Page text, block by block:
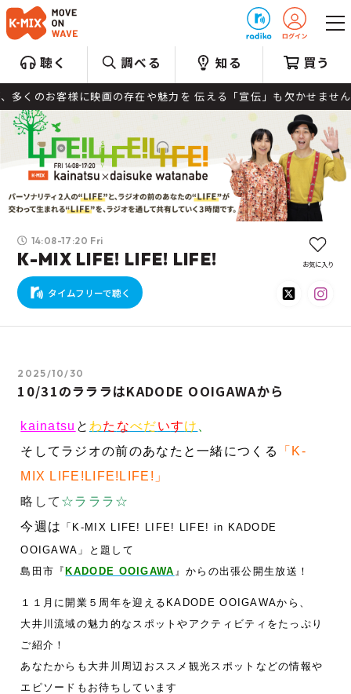
聴く 調べる 知る 買う
様に映画の存在や魅力を 伝える「宣伝」も欠かせません。
14:08-17:20 Fri
K-MIX LIFE! LIFE! LIFE!
タイムフリーで聴く
お気に入り
2025/10/30
10/31のラララはKADODE OOIGAWAから
kainatsu と わた なべだいすけ
そしてラジオの前のあなたと一緒につくる
「K-
MIX LIFE!LIFE!LIFE!」
略して ☆ララ ラ☆
今週は 「K-MIX LIFE! LIFE! LIFE! in KADODE
OOIGAWA」と題して
島田市『KADODE OOIGAWA 』からの出張公開生放送！
１１月に開業５周年を迎える KADODE OOIGAWAから、
大井川流域の魅力的なスポットやアクティビティをたっぷり
ご紹介！
あなたからも大井川周辺おススメ観光スポットなどの情報や
エピソードもお待ちしています